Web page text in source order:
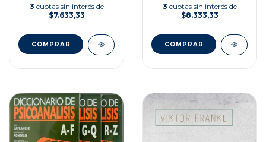
3 cuotas sin interés de
$7.633,33
3 cuotas sin interés de
$8.333,33